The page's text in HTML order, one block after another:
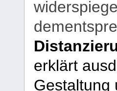
erklärt
Gestaltung